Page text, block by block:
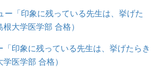
印象に残っている先生は、挙げたらき
医学部 合格）